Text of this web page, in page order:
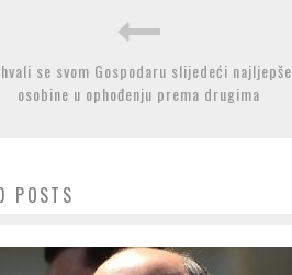
se svom Gospodaru slijedeći najljepše
osobine u ophođenju prema drugima
POSTS